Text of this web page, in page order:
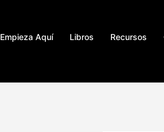
Empieza Aquí Libros Recursos